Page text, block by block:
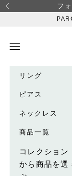
コンテンツへスキッ
前へ フ
メニュー
リング
ピアス
ネックレス
商品一覧
コレクション
から商品を選